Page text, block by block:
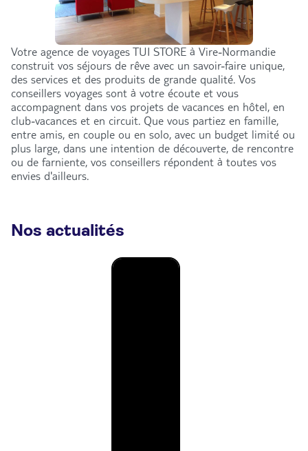
Votre agence de voyages TUI STORE à Vire-Normandie
construit vos séjours de rêve avec un savoir-faire unique,
des services et des produits de grande qualité. Vos
conseillers voyages sont à votre écoute et vous
accompagnent dans vos projets de vacances en hôtel, en
club-vacances et en circuit. Que vous partiez en famille,
entre amis, en couple ou en solo, avec un budget limité ou
plus large, dans une intention de découverte, de rencontre
ou de farniente, vos conseillers répondent à toutes vos
envies d'ailleurs.
Nos actualités